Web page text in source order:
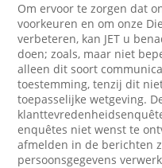
Om ervoor te zorgen dat
voorkeuren en om onze
verbeteren, kan JET u
doen; zoals, maar niet
alleen dit soort
toestemming, tenzij dit
toepasselijke wetgeving.
enquêtes niet wenst te
afmelden in de berichten
persoonsgegevens